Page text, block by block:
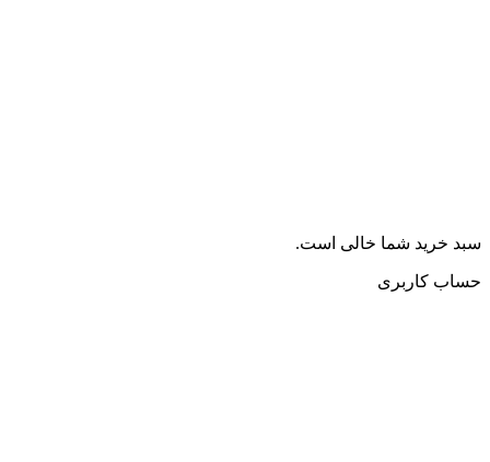
سبد خرید شما خالی است.
حساب کاربری